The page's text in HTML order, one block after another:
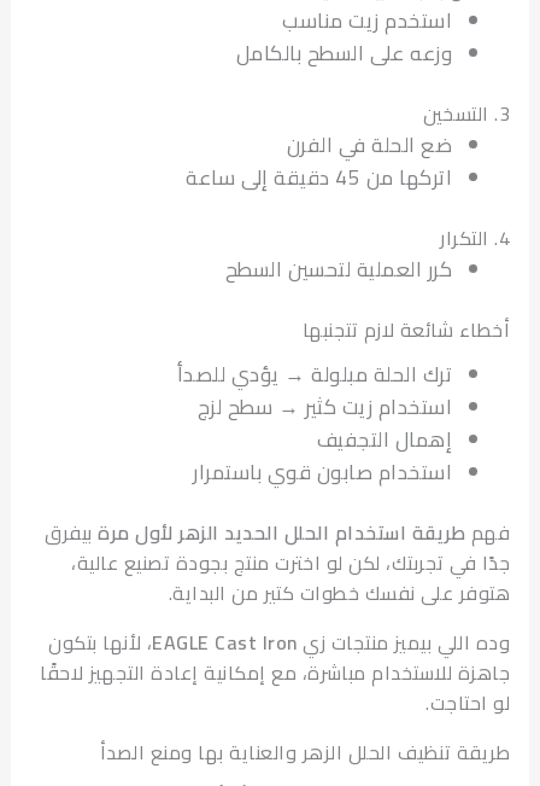
استخدم زيت مناسب
وزعه على السطح بالكامل
ضع الحلة في الفرن
اتركها من 45 دقيقة إلى ساعة
كرر العملية لتحسين السطح
شائعة لازم تتجنبها
ترك الحلة مبلولة → يؤدي للصدأ
استخدام زيت كثير → سطح لزج
إهمال التجفيف
استخدام صابون قوي باستمرار
طريقة استخدام الحلل الحديد الزهر لأول مرةبيفرق
تجربتك، لكن لو اخترت منتج بجودة تصنيع عالية،
على نفسك خطوات كتير من البداية.
بيميز منتجات زيEAGLE Cast Iron ، لأنها بتكون
للاستخدام مباشرة، مع إمكانية إعادة التجهيز لاحقًا
تنظيف الحلل الزهر والعناية بها ومنع الصدأ